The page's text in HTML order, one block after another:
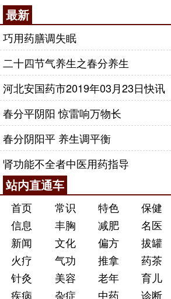
最新
巧用药膳调失眠
二十四节气养生之春分养生
河北安国药市2019年03月23日快讯
春分平阴阳 惊雷响万物长
春分阴阳平 养生调平衡
肾功能不全者中医用药指导
站内直通车
首页 常识 特色 保健
信息
丰胸 减肥 名医
新闻
文化 偏方 拔罐
火疗
气功 推拿 药茶
针灸
美容 老年 育儿
疾病
杂症 中药 诊断